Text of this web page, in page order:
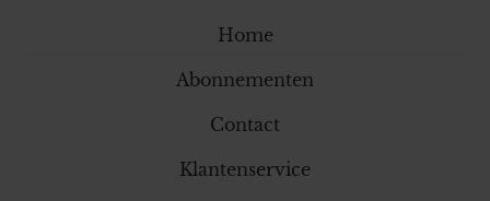
Home
Abonnementen
Contact
Klantenservice